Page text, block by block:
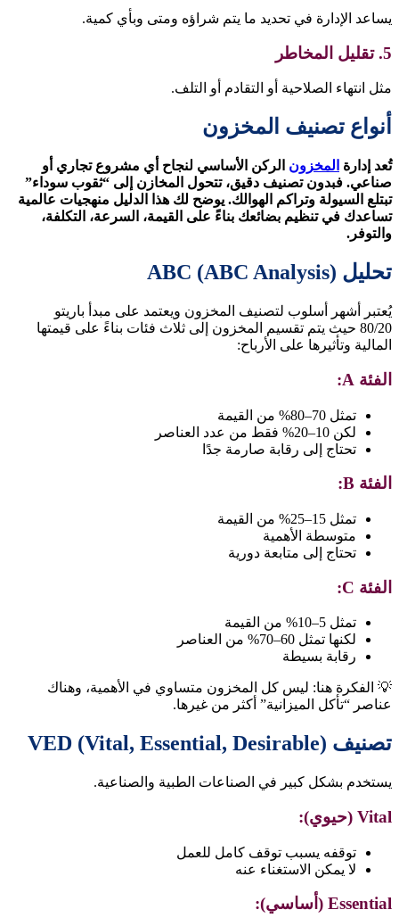
يساعد الإدارة في تحديد ما يتم شراؤه ومتى وبأي كمية.
5. تقليل المخاطر
مثل انتهاء الصلاحية أو التقادم أو التلف.
أنواع تصنيف المخزون
تُعد إدارة المخزون الركن الأساسي لنجاح أي مشروع تجاري أو
صناعي. فبدون تصنيف دقيق، تتحول المخازن إلى “ثقوب سوداء”
تبتلع السيولة وتراكم الهوالك. يوضح لك هذا الدليل منهجيات عالمية
تساعدك في تنظيم بضائعك بناءً على القيمة، السرعة، التكلفة،
والتوفر.
تحليل ABC (ABC Analysis)
يُعتبر أشهر أسلوب لتصنيف المخزون ويعتمد على مبدأ باريتو
80/20 حيث يتم تقسيم المخزون إلى ثلاث فئات بناءً على قيمتها
المالية وتأثيرها على الأرباح:
الفئة A:
تمثل 70–80% من القيمة
لكن 10–20% فقط من عدد العناصر
تحتاج إلى رقابة صارمة جدًا
الفئة B:
تمثل 15–25% من القيمة
متوسطة الأهمية
تحتاج إلى متابعة دورية
الفئة C:
تمثل 5–10% من القيمة
لكنها تمثل 60–70% من العناصر
رقابة بسيطة
💡 الفكرة هنا: ليس كل المخزون متساوي في الأهمية، وهناك
عناصر “تأكل الميزانية” أكثر من غيرها.
تصنيف VED (Vital, Essential, Desirable)
يستخدم بشكل كبير في الصناعات الطبية والصناعية.
Vital (حيوي):
توقفه يسبب توقف كامل للعمل
لا يمكن الاستغناء عنه
Essential (أساسي):